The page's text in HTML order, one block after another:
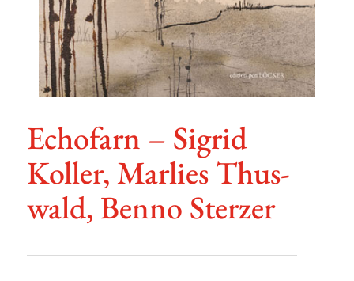
Echo­farn – Sigrid
Koller, Marlies Thus­
wald, Benno Sterzer